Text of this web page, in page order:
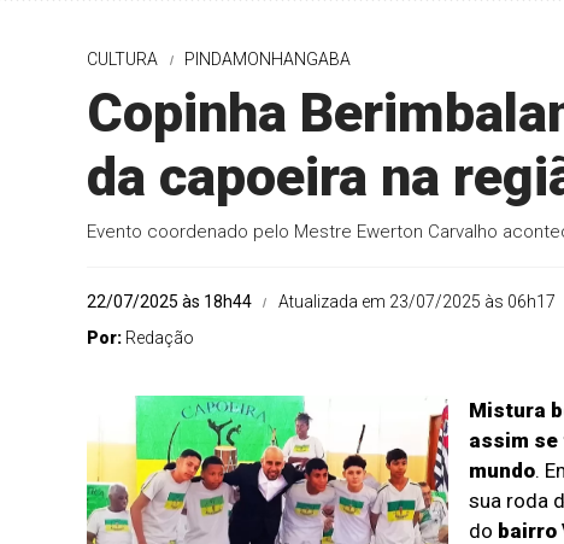
CULTURA PINDAMONHANGABA
Copinha
da capoeira na
Evento coordenado pelo Mestre Ewerton Carvalho
22/07/2025 às 18h44
Atualizada em 23/07/2025 às 06h17
Por: Redação
Mistura
assim se
mundo.
sua roda
do bairro